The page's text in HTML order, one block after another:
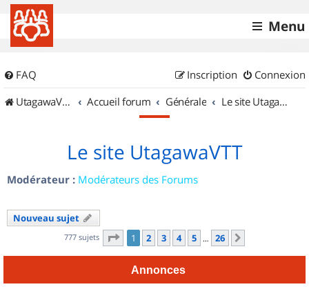
Menu
FAQ Connexion
Inscription
UtagawaVTT (Randos VTT et VTTAE avec traces GPS)
Accueil forum Générale Le site UtagawaVTT
Le site UtagawaVTT
Modérateur : Modérateurs des Forums
Nouveau sujet
777 sujets Page 1sur
1 2 3 4 5 … 26
Annonces